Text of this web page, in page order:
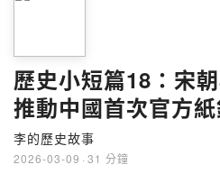
歷史小短篇18：宋
推動中國首次官方紙
李的歷史故事
2026-03-09 · 31 分鐘